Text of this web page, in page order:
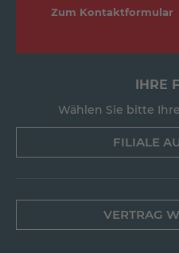
Zum Kontaktformular
IHRE
Wählen Sie bitte
FILIALE
VERTRAG